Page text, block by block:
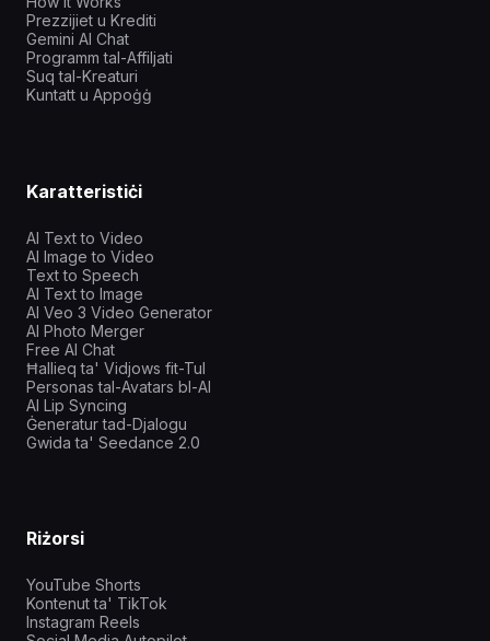
Prezzijiet u Krediti
Gemini AI Chat
Programm tal-Affiljati
Suq tal-Kreaturi
Kuntatt u Appoġġ
Karatteristiċi
AI Text to Video
AI Image to Video
Text to Speech
AI Text to Image
AI Veo 3 Video Generator
AI Photo Merger
Free AI Chat
Ħallieq ta' Vidjows fit-Tul
Personas tal-Avatars bl-AI
AI Lip Syncing
Ġeneratur tad-Djalogu
Gwida ta' Seedance 2.0
Riżorsi
YouTube Shorts
Kontenut ta' TikTok
Instagram Reels